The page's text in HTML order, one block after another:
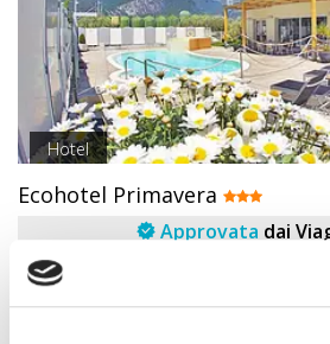
Hotel
Ecohotel Primavera
Approvata dai
PREMIO ZAMPA